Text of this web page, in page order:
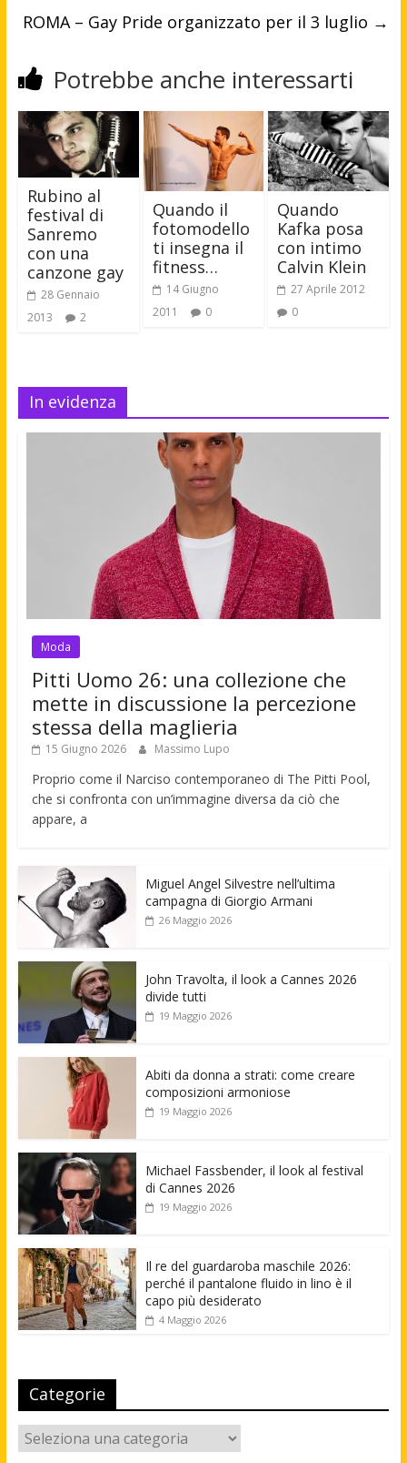
ROMA – Gay Pride organizzato per il 3 luglio →
Potrebbe anche interessarti
Rubino al
festival di
Sanremo
con una
canzone gay
28 Gennaio
2013
2
Quando il
fotomodello
ti insegna il
fitness…
14 Giugno
2011
0
Quando
Kafka posa
con intimo
Calvin Klein
27 Aprile 2012
0
In evidenza
Moda
Pitti Uomo 26: una collezione che
mette in discussione la percezione
stessa della maglieria
15 Giugno 2026 Massimo Lupo
Proprio come il Narciso contemporaneo di The Pitti Pool,
che si confronta con un’immagine diversa da ciò che
appare, a
Miguel Angel Silvestre nell’ultima
campagna di Giorgio Armani
26 Maggio 2026
John Travolta, il look a Cannes 2026
divide tutti
19 Maggio 2026
Abiti da donna a strati: come creare
composizioni armoniose
19 Maggio 2026
Michael Fassbender, il look al festival
di Cannes 2026
19 Maggio 2026
Il re del guardaroba maschile 2026:
perché il pantalone fluido in lino è il
capo più desiderato
4 Maggio 2026
Categorie
Categorie